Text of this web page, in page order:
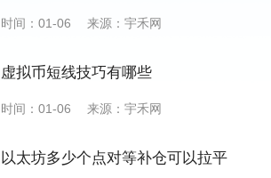
时间：01-06 来源：宇禾网
虚拟币短线技巧有哪些
时间：01-06 来源：宇禾网
以太坊多少个点对等补仓可以拉平